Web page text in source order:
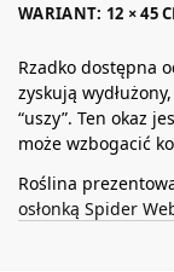
WARIANT: 12 × 45
Rzadko dostępna
zyskują
“uszy”. Ten okaz
może wzbogacić
Roślina
osłonką Spider